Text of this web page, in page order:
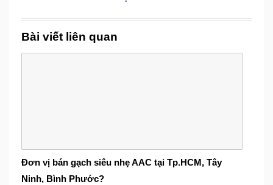
Bài viết liên quan
Đơn vị bán gạch siêu nhẹ AAC tại Tp.HCM, Tây
Ninh, Bình Phước?